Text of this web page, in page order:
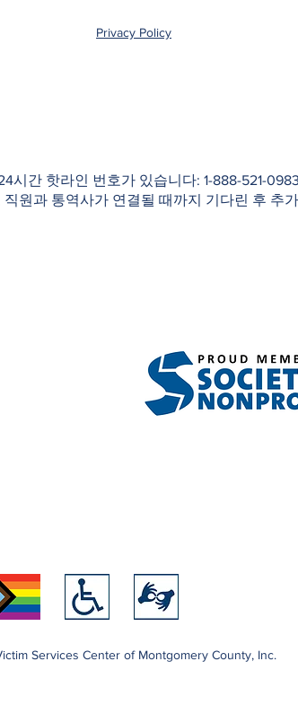
Privacy Policy
시간 핫라인 번호가 있습니다: 1-888-521-
원과 통역사가 연결될 때까지 기다린 후 추
Services Center of Montgomery County, Inc.